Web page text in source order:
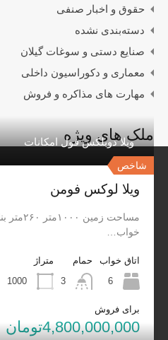
حقوق و اخبار صنفی
دسته‌بندی نشده
صنایع دستی و سوغات گیلان
معماری و دکوراسیون داخلی
مهارت های مذاکره و فروش
ملک های ویژه
شاخص
ویلا دوبلکس فول امکانات
ویلا لوکس فومن
خواب…
اتاق خواب
6
حمام
3
متراژ
1000
برای فروش
4,800,000,000تومان
مشاورین
شعبه 1: گیلان رشت جاده
(سقالکسار) بعد از ورزشگاه